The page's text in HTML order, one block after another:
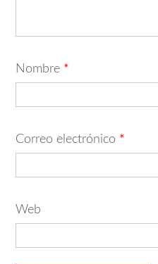
Nombre *
Correo electrónico *
Web